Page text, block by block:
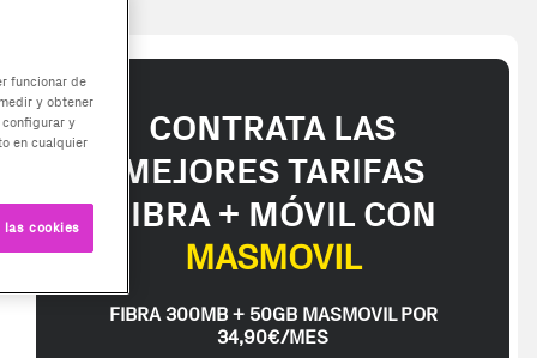
CONTRATA LAS
MEJORES TARIFAS
FIBRA + MÓVIL CON
MASMOVIL
FIBRA 300MB + 50GB MASMOVIL POR
34,90€/MES
funcionar de
y obtener
y
en cualquier
cookies